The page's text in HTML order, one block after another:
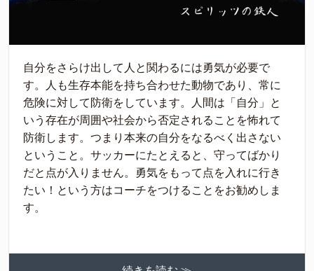
自分をさらけ出して人と関わるには勇気が必要で
す。人も生存本能を持ち合わせた動物であり、常に
危険に対して防衛をしています。人間は「自分」と
いう存在が周囲や社会から否定されることを怖れて
防衛します。つまり本来の自分をなるべく出さない
ということ。サッカーにたとえると、守ってばかり
だと点が入りません。勇気をもって点を入れに行き
たい！という方はコーチをつけることをお勧めしま
す。